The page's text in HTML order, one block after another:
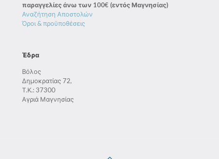
παραγγελίες άνω των 100€ (εντός Μαγνησίας)
Αναζήτηση Αποστολών
Όροι & προϋποθέσεις
Έδρα
Βόλος
Δημοκρατίας 72,
Τ.Κ.: 37300
Αγριά Μαγνησίας